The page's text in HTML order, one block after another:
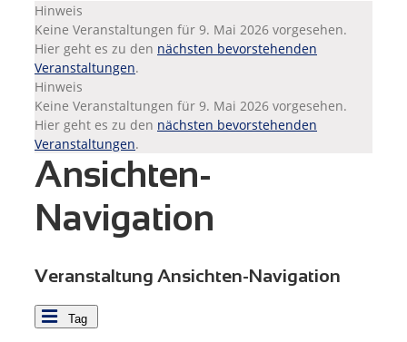
Hinweis
Keine Veranstaltungen für 9. Mai 2026 vorgesehen.
Hier geht es zu den nächsten bevorstehenden
Veranstaltungen.
Hinweis
Keine Veranstaltungen für 9. Mai 2026 vorgesehen.
Hier geht es zu den nächsten bevorstehenden
Veranstaltungen.
Ansichten-
Navigation
Veranstaltung Ansichten-Navigation
Tag